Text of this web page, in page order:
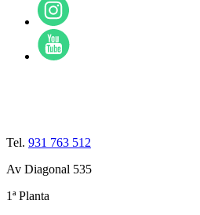
Tel. 931 763 512
Av Diagonal 535
1ª Planta